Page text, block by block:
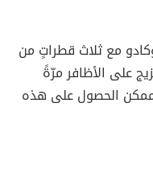
مع ثلاث قطراتٍ من
على الأظافر مرّةً
الحصول على هذه